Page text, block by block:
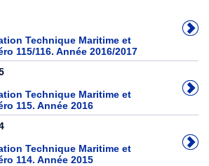
Technique Maritime et
115/116. Année 2016/2017
Technique Maritime et
115. Année 2016
Technique Maritime et
114. Année 2015